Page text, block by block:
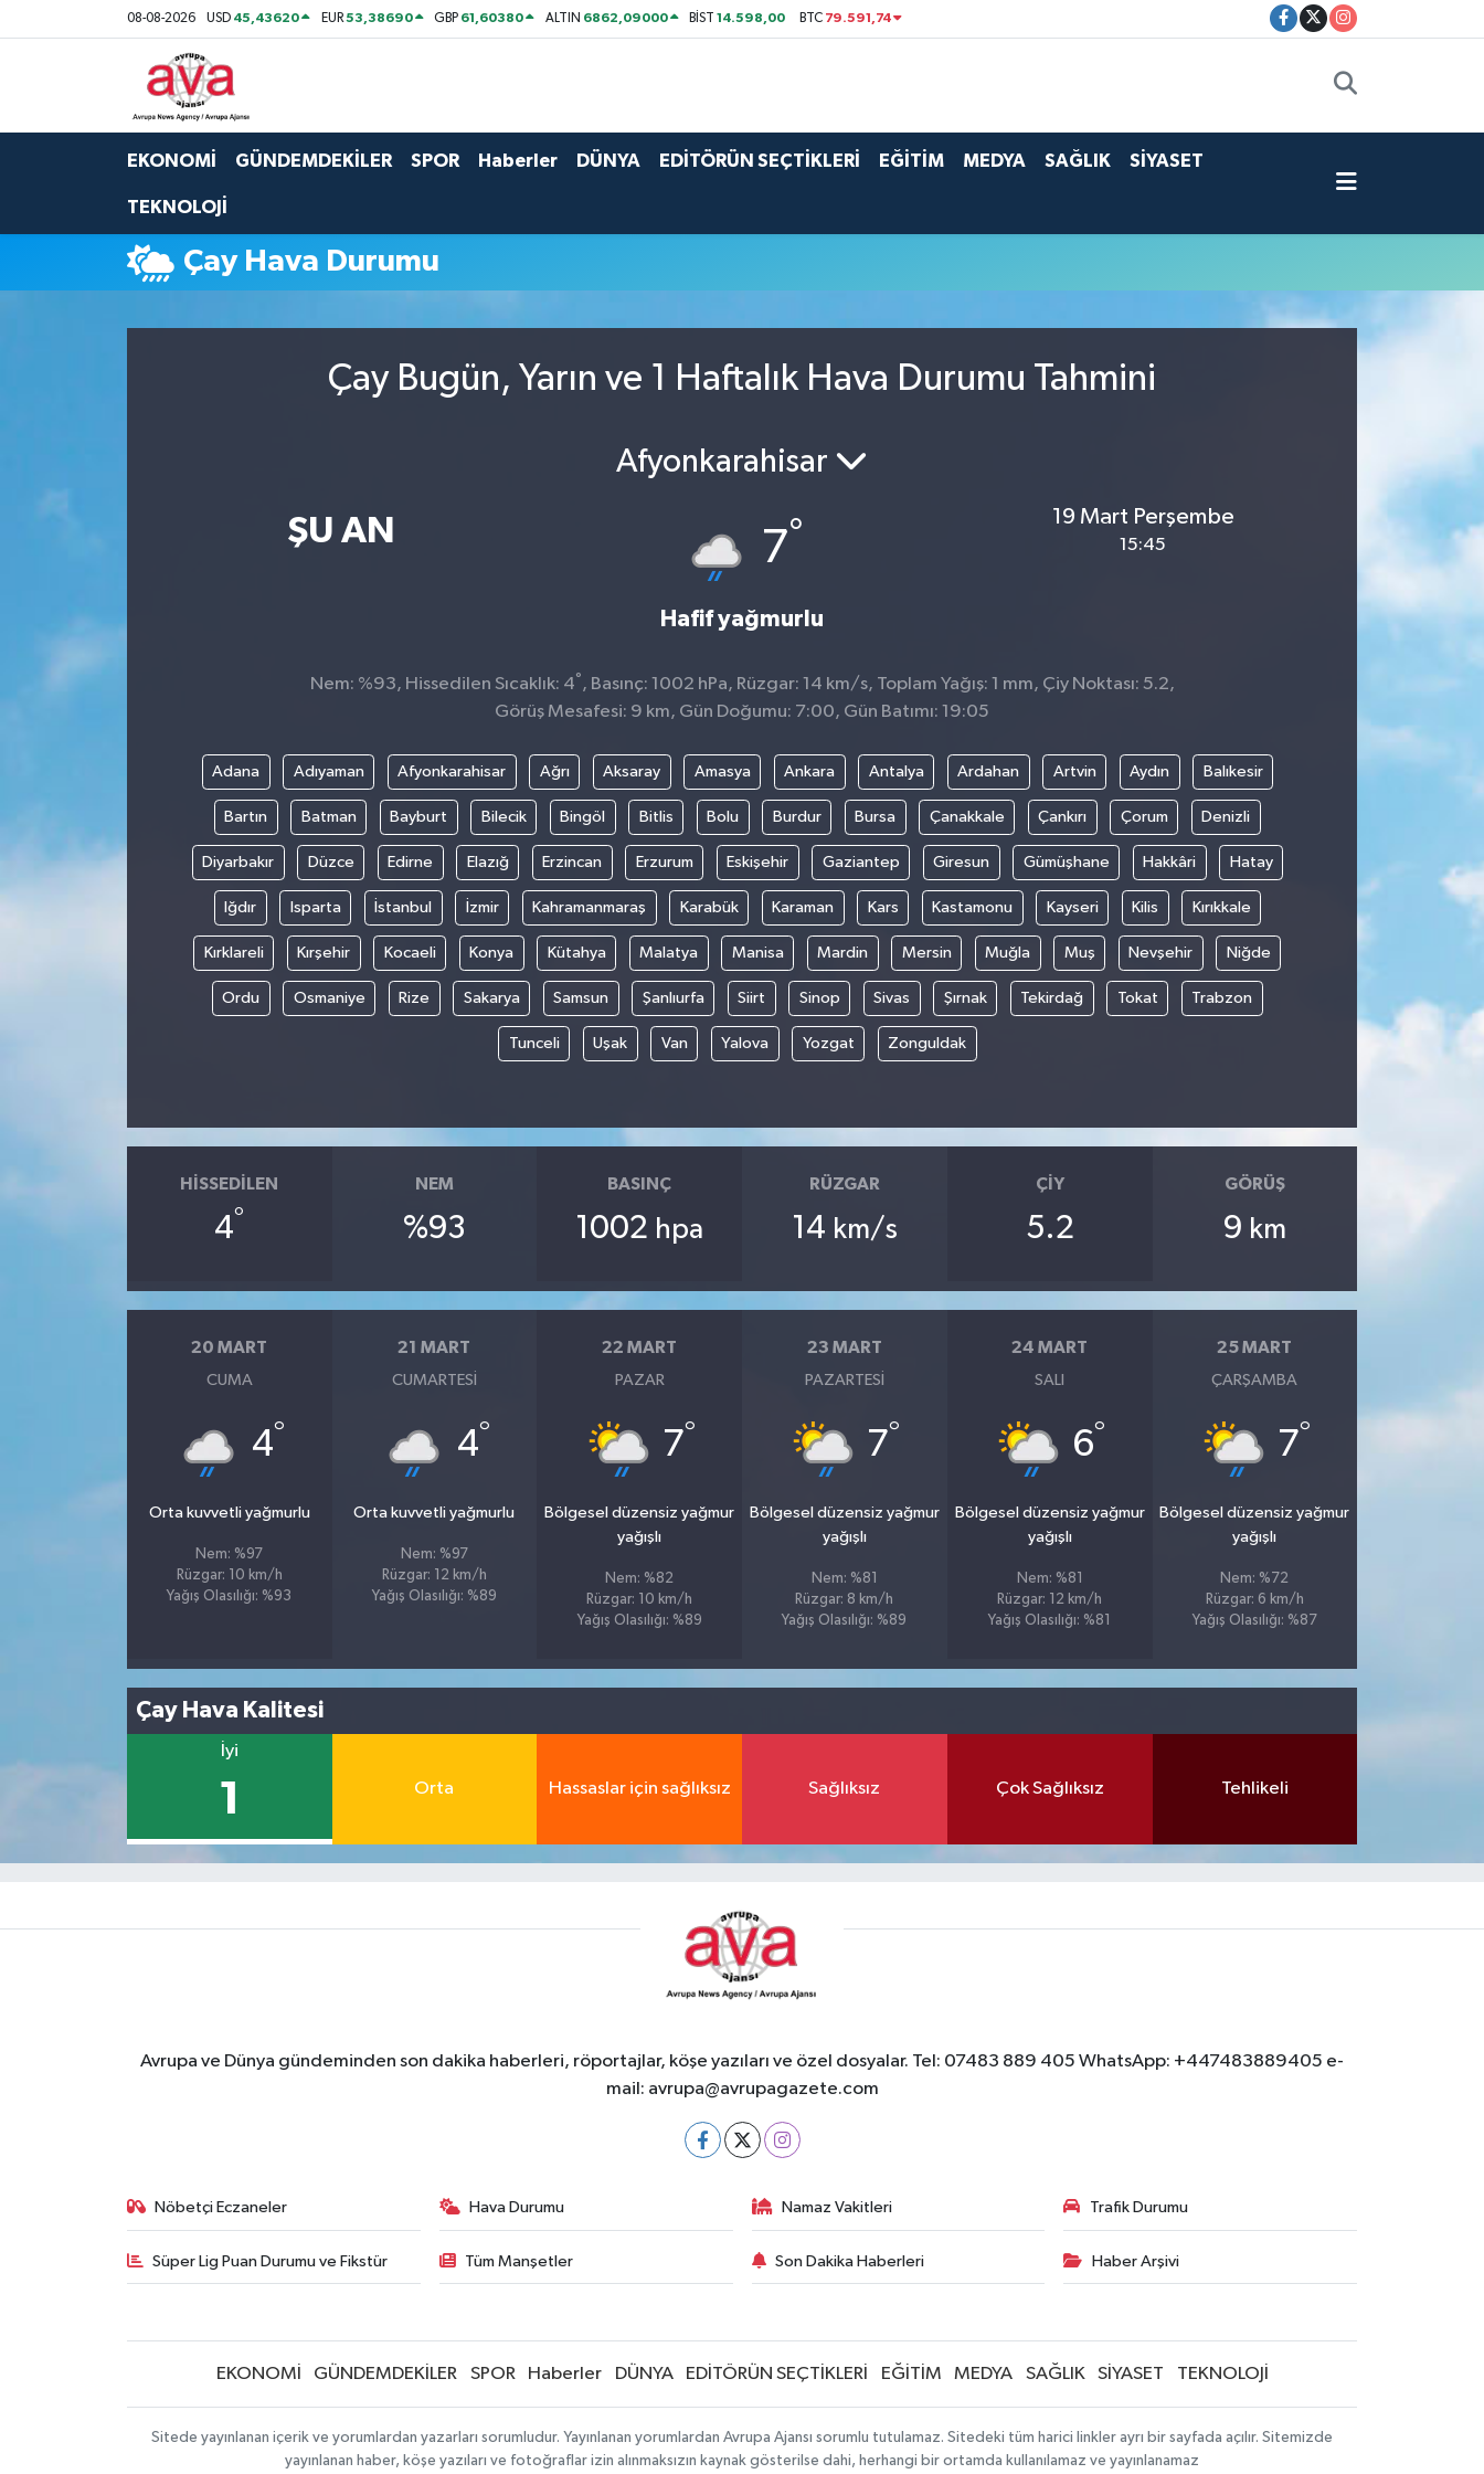
08-08-2026 USD 45,43620 EUR53,38690 GBP 61,60380 ALTIN 6862,09000 BİST14.598,00 BTC 79.591,74
EKONOMİ GÜNDEMDEKİLER SPOR Haberler DÜNYA EDİTÖRÜN SEÇTİKLERİ EĞİTİM MEDYA SAĞLIK SİYASET
TEKNOLOJİ
Çay Hava Durumu
Çay Bugün, Yarın ve 1 Haftalık Hava Durumu Tahmini
ŞU AN
Afyonkarahisar
7°
Hafif yağmurlu
19 Mart Perşembe
15:45
Nem: %93, Hissedilen Sıcaklık: 4° , Basınç: 1002 hPa, Rüzgar: 14 km/s, Toplam Yağış: 1 mm, Çiy Noktası: 5.2,
Görüş Mesafesi: 9 km, Gün Doğumu: 7:00, Gün Batımı: 19:05
Adana Adıyaman Afyonkarahisar Ağrı Aksaray Amasya Ankara Antalya Ardahan Artvin Aydın Balıkesir
Bartın Batman Bayburt Bilecik Bingöl Bitlis Bolu Burdur Bursa Çanakkale Çankırı Çorum Denizli
Diyarbakır Düzce Edirne Elazığ Erzincan Erzurum Eskişehir Gaziantep Giresun Gümüşhane Hakkâri Hatay
Iğdır Isparta İstanbul İzmir Kahramanmaraş Karabük Karaman Kars Kastamonu Kayseri Kilis Kırıkkale
Kırklareli Kırşehir Kocaeli Konya Kütahya Malatya Manisa Mardin Mersin Muğla Muş Nevşehir Niğde
Ordu Osmaniye Rize Sakarya Samsun Şanlıurfa Siirt Sinop Sivas Şırnak Tekirdağ Tokat Trabzon
Tunceli Uşak Van Yalova Yozgat Zonguldak
HISSEDILEN
4°
NEM
%93
BASINÇ
1002 hpa
RÜZGAR
14 km/s
ÇIY
5.2
GÖRÜŞ
9 km
20 MART
CUMA
4°
Orta kuvvetli yağmurlu
Nem: %97
Rüzgar: 10 km/h
Yağış Olasılığı: %93
21 MART
CUMARTESI
4°
Orta kuvvetli yağmurlu
Nem: %97
Rüzgar: 12 km/h
Yağış Olasılığı: %89
22 MART
PAZAR
7°
Bölgesel düzensiz yağmur
yağışlı
Nem: %82
Rüzgar: 10 km/h
Yağış Olasılığı: %89
23 MART
PAZARTESI
7°
Bölgesel düzensiz yağmur
yağışlı
Nem: %81
Rüzgar: 8 km/h
Yağış Olasılığı: %89
24 MART
SALI
6°
Bölgesel düzensiz yağmur
yağışlı
Nem: %81
Rüzgar: 12 km/h
Yağış Olasılığı: %81
25 MART
ÇARŞAMBA
7°
Bölgesel düzensiz yağmur
yağışlı
Nem: %72
Rüzgar: 6 km/h
Yağış Olasılığı: %87
Çay Hava Kalitesi
İyi
1 Orta Hassaslar için sağlıksız Sağlıksız Çok Sağlıksız Tehlikeli
Avrupa ve Dünya gündeminden son dakika haberleri, röportajlar, köşe yazıları ve özel dosyalar. Tel: 07483 889 405 WhatsApp: +447483889405 e-
mail: avrupa@avrupagazete.com
Nöbetçi Eczaneler Hava Durumu Namaz Vakitleri Trafik Durumu
Süper Lig Puan Durumu ve Fikstür Tüm Manşetler Son Dakika Haberleri Haber Arşivi
EKONOMİ GÜNDEMDEKİLER SPOR Haberler DÜNYA EDİTÖRÜN SEÇTİKLERİ EĞİTİM MEDYA SAĞLIK SİYASET TEKNOLOJİ
Sitede yayınlanan içerik ve yorumlardan yazarları sorumludur. Yayınlanan yorumlardan Avrupa Ajansı sorumlu tutulamaz. Sitedeki tüm harici linkler ayrı bir sayfada açılır. Sitemizde
yayınlanan haber, köşe yazıları ve fotoğraflar izin alınmaksızın kaynak gösterilse dahi, herhangi bir ortamda kullanılamaz ve yayınlanamaz
Nöbetçi Eczaneler
Namaz Vakitleri
Trafik Durumu